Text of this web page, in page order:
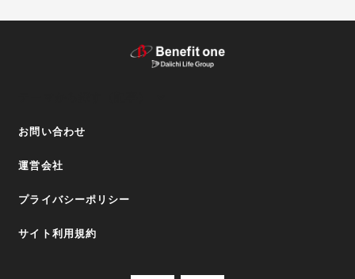
お問い合わせ
運営会社
プライバシーポリシー
サイト利用規約